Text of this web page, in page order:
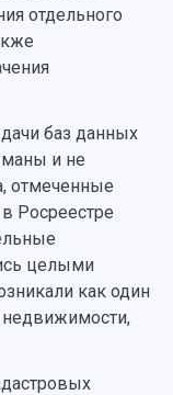
отдельного
баз данных
и не
отмеченные
Росреестре
целыми
как один